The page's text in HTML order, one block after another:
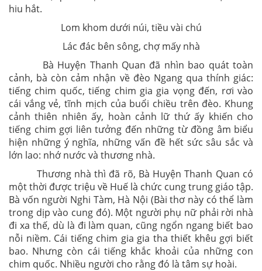
hiu hắt.
Lom khom dưới núi, tiều vài chú
Lác đác bên sông, chợ mấy nhà
Bà Huyện Thanh Quan đã nhìn bao quát toàn
cảnh, bà còn cảm nhận về đèo Ngang qua thính giác:
tiếng chim quốc, tiếng chim gia gia vọng đến, rơi vào
cái vắng vẻ, tĩnh mịch của buổi chiều trên đèo. Khung
cảnh thiên nhiên ấy, hoàn cảnh lữ thứ ấy khiến cho
tiếng chim gợi liên tưởng đến những từ đồng âm biểu
hiện những ý nghĩa, những vấn đề hết sức sâu sắc và
lớn lao: nhớ nước và thương nhà.
Thương nhà thì đã rõ, Bà Huyện Thanh Quan có
một thời được triệu về Huế là chức cung trung giáo tập.
Bà vốn người Nghi Tàm, Hà Nội (Bài thơ này có thể làm
trong dịp vào cung đó). Một người phụ nữ phải rời nhà
đi xa thế, dù là đi làm quan, cũng ngổn ngang biết bao
nỗi niềm. Cái tiếng chim gia gia tha thiết khêu gợi biết
bao. Nhưng còn cái tiếng khắc khoải của những con
chim quốc. Nhiều người cho rằng đó là tâm sự hoài.